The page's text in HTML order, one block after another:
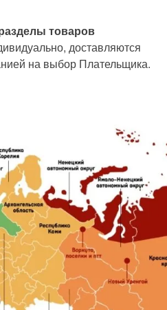
товаров
доставляются
на выбор Плательщика.